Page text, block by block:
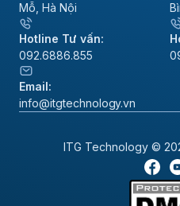
Mỗ, Hà Nội
Hotline Tư vấn:
092.6886.855
Email:
info@itgtechnology.vn
ITG Technology ©